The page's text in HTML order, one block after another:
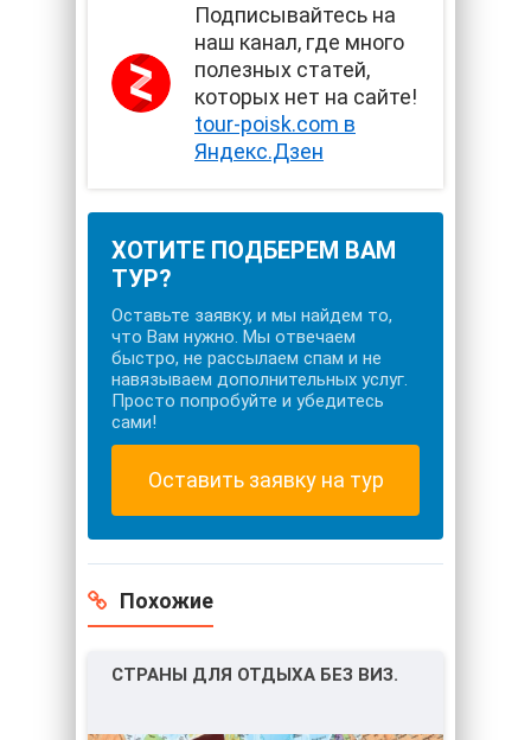
Подписывайтесь на
наш канал, где много
полезных статей,
которых нет на сайте!
tour-poisk.com в
Яндекс.Дзен
ХОТИТЕ ПОДБЕРЕМ ВАМ
ТУР?
Оставьте заявку, и мы найдем то,
что Вам нужно. Мы отвечаем
быстро, не рассылаем спам и не
навязываем дополнительных услуг.
Просто попробуйте и убедитесь
сами!
Оставить заявку на тур
Похожие
СТРАНЫ ДЛЯ ОТДЫХА БЕЗ ВИЗ.